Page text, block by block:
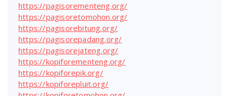
https://pagisorementeng.org/
https://pagisoretomohon.org/
https://pagisorebitung.org/
https://pagisorepadang.org/
https://pagisorejateng.org/
https://kopiforementeng.org/
https://kopiforepik.org/
https://kopiforepluit.org/